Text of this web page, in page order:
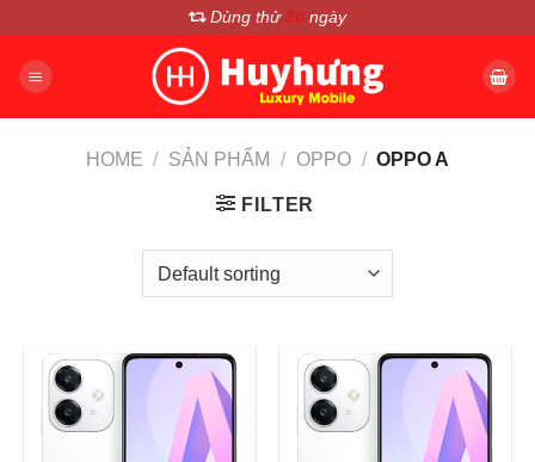
nội
Dùng thử 30 ngày
HOME / SẢN PHẨM / OPPO / OPPO A
FILTER